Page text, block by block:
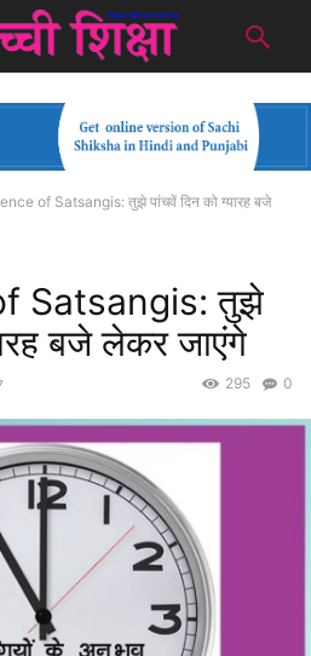
of Satsangis: तुझे पांचवें दिन को ग्यारह बजे
Satsangis: तुझे
बजे लेकर जाएंगे
0
295